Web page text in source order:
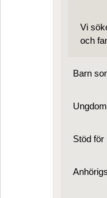
Vi
och
Barn
Stöd för